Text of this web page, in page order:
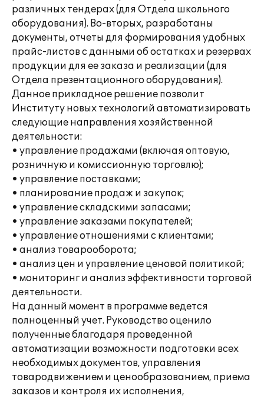
различных тендерах (для Отдела школьного
оборудования). Во-вторых, разработаны
документы, отчеты для формирования удобных
прайс-листов с данными об остатках и резервах
продукции для ее заказа и реализации (для
Отдела презентационного оборудования).
Данное прикладное решение позволит
Институту новых технологий автоматизировать
следующие направления хозяйственной
деятельности:
• управление продажами (включая оптовую,
розничную и комиссионную торговлю);
• управление поставками;
• планирование продаж и закупок;
• управление складскими запасами;
• управление заказами покупателей;
• управление отношениями с клиентами;
• анализ товарооборота;
• анализ цен и управление ценовой политикой;
• мониторинг и анализ эффективности торговой
деятельности.
На данный момент в программе ведется
полноценный учет. Руководство оценило
полученные благодаря проведенной
автоматизации возможности подготовки всех
необходимых документов, управления
товародвижением и ценообразованием, приема
заказов и контроля их исполнения,